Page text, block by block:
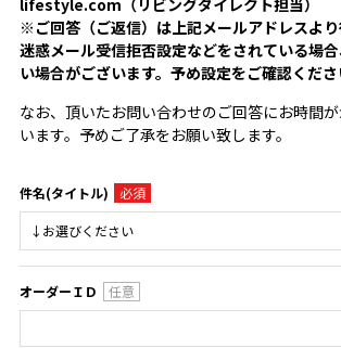
lifestyle.com（リビングダイレクト担当）
※ご回答（ご返信）は上記メールアドレスより
迷惑メール受信拒否設定などをされている場
い場合がございます。予め設定をご確認くださ
なお、頂いたお問い合わせのご回答にお時間
います。予めご了承をお願い致します。
件名(タイトル)
オーダーＩＤ